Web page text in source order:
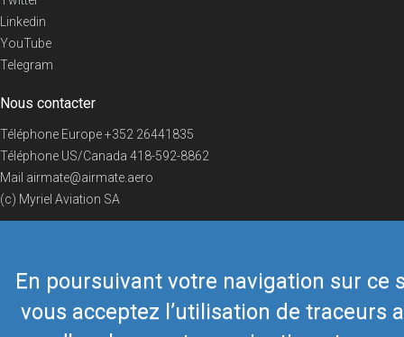
En poursuivant votre navigation sur ce
vous acceptez l’utilisation de traceurs
Linkedin
YouTube
Telegram
Nous contacter
Téléphone Europe+352 26441835
Téléphone US/Canada 418-592-8862
Mail airmate@airmate.aero
(c) Myriel Aviation SA
© 2019 Airmate - Conditions d'utilisation - Vie privée Back to top